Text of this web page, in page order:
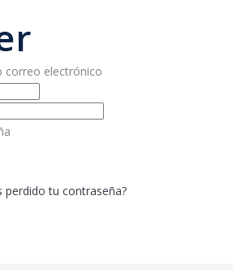
correo electrónico
perdido tu contraseña?